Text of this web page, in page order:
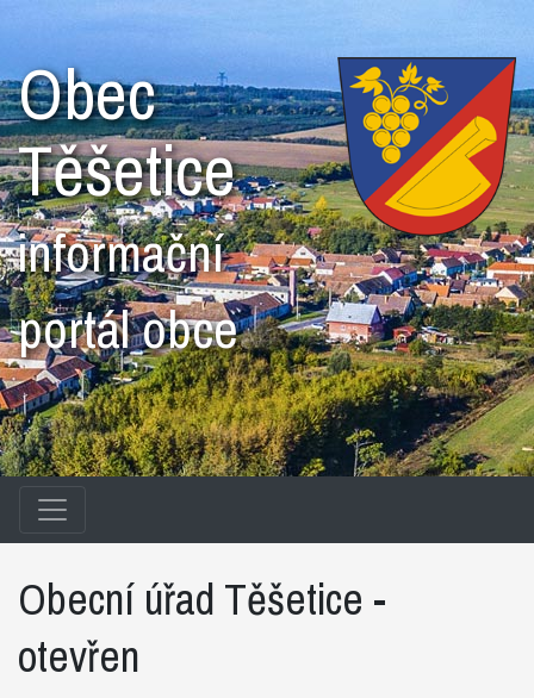
Obec
Těšetice
informační
portál obce
Obecní úřad Těšetice -
otevřen